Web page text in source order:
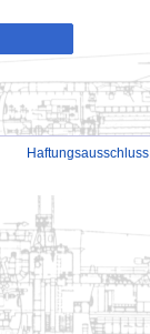
Haftungsausschluss